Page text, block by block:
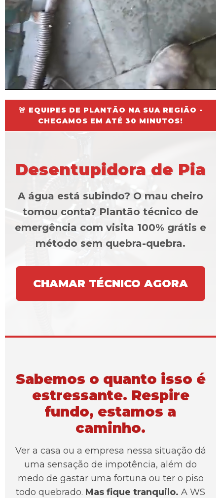
🚨 EQUIPES DE PLANTÃO NA SUA REGIÃO -
CHEGAMOS EM ATÉ 30 MINUTOS!
Desentupidora de Pia
A água está subindo? O mau cheiro
tomou conta? Plantão técnico de
emergência com visita 100% grátis e
método sem quebra-quebra.
CHAMAR TÉCNICO AGORA
Sabemos o quanto isso é
estressante. Respire
fundo, estamos a
caminho.
Ver a casa ou a empresa nessa situação dá
uma sensação de impotência, além do
medo de gastar uma fortuna ou ter o piso
todo quebrado. Mas fique tranquilo. A WS